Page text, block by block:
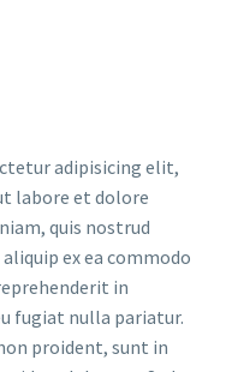
adipisicing elit,
labore et dolore
quis nostrud
ex ea commodo
in
fugiat nulla pariatur.
proident, sunt in